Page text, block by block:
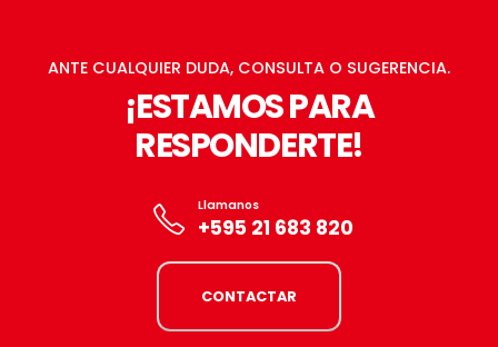
ANTE CUALQUIER DUDA, CONSULTA O SUGERENCIA.
¡ESTAMOS PARA
RESPONDERTE!
Llamanos
+595 21 683 820
CONTACTAR